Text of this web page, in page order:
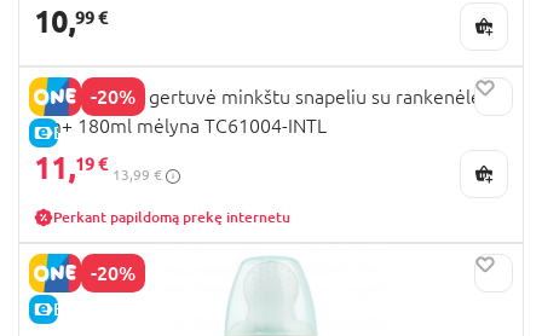
10,99 €
-20%
E-KAINA
DR.BROWNS gertuvė minkštu snapeliu su rankenėlėm
6m+ 180ml mėlyna TC61004-INTL
11,19 €
13,99 €
Perkant papildomą prekę internetu
-20%
E-KAINA